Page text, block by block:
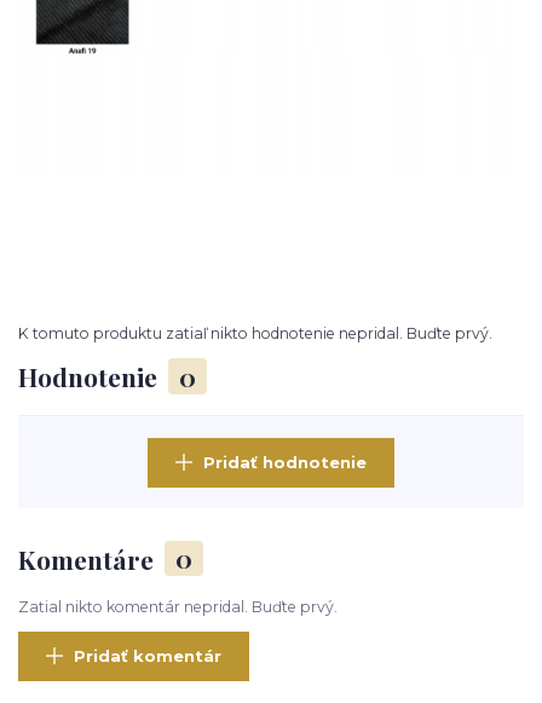
Hodnotenie 0
K tomuto produktu zatiaľ nikto hodnotenie nepridal. Buďte prvý.
Pridať hodnotenie
Komentáre 0
Zatial nikto komentár nepridal. Buďte prvý.
Pridať komentár